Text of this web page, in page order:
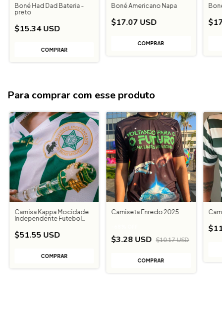
Boné Had Dad Bateria -
preto
$15.34 USD
Boné Americano Napa
$17.07 USD
Para comprar com esse produto
Camisa Kappa Mocidade
Independente Futebol
$51.55 USD
COMPRAR
Camiseta Enredo 2025
$3.28 USD $10.17 USD
COMPRAR